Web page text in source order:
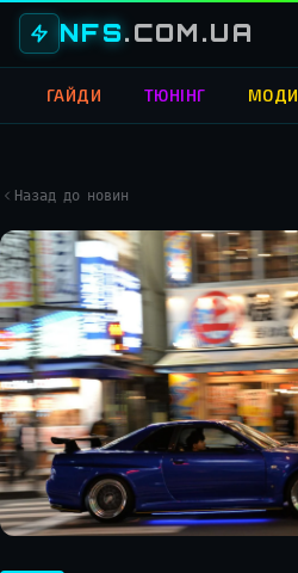
NFS.COM.UA
ГАЙДИ ТЮНІНГ МОДИ
Назад до новин